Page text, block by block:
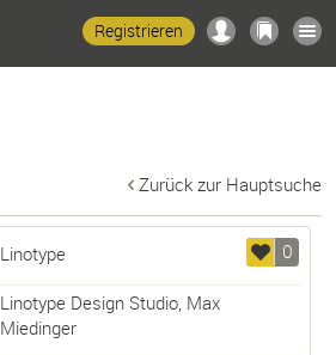
Registrieren
Zurück zur Hauptsuche
0
Linotype
Linotype Design Studio, Max
Miedinger